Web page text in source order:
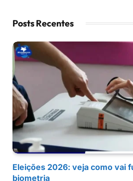
Posts Recentes
Eleições 2026: veja como vai
biometria